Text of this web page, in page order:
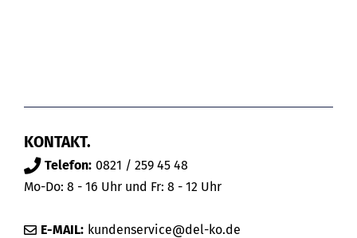
KONTAKT.
Telefon: 0821 / 259 45 48
Mo-Do: 8 - 16 Uhr und Fr: 8 - 12 Uhr
E-MAIL: kundenservice@del-ko.de